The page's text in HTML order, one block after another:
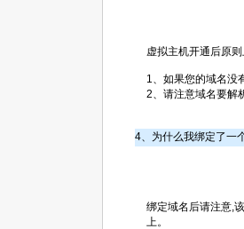
虚拟主机开通后原
1、如果您的域名没
2、请注意域名要解
4、为什么我绑定了一
绑定域名后请注意,
上。